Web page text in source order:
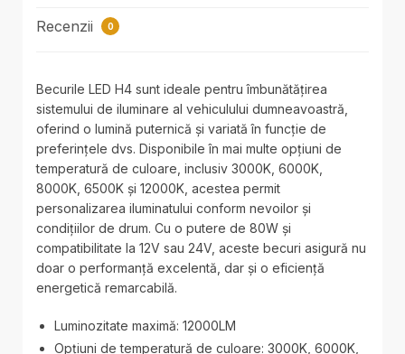
Recenzii 0
Becurile LED H4 sunt ideale pentru îmbunătățirea
sistemului de iluminare al vehiculului dumneavoastră,
oferind o lumină puternică și variată în funcție de
preferințele dvs. Disponibile în mai multe opțiuni de
temperatură de culoare, inclusiv 3000K, 6000K,
8000K, 6500K și 12000K, acestea permit
personalizarea iluminatului conform nevoilor și
condițiilor de drum. Cu o putere de 80W și
compatibilitate la 12V sau 24V, aceste becuri asigură nu
doar o performanță excelentă, dar și o eficiență
energetică remarcabilă.
Luminozitate maximă: 12000LM
Opțiuni de temperatură de culoare: 3000K, 6000K,